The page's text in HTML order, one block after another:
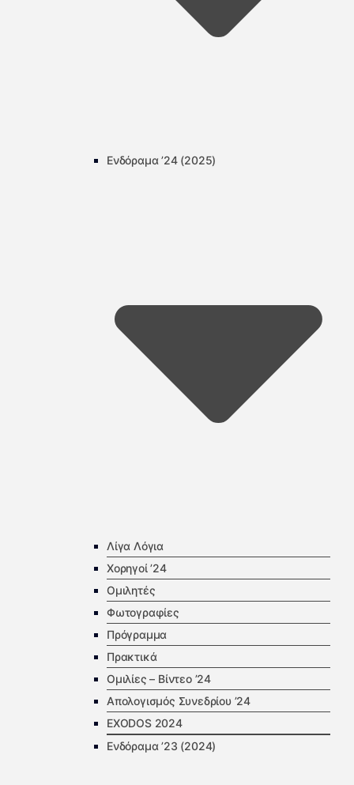
Ενδόραμα ’24 (2025)
Λίγα Λόγια
Χορηγοί ’24
Ομιλητές
Φωτογραφίες
Πρόγραμμα
Πρακτικά
Ομιλίες – Βίντεο ’24
Απολογισμός Συνεδρίου ’24
EXODOS 2024
Ενδόραμα ’23 (2024)